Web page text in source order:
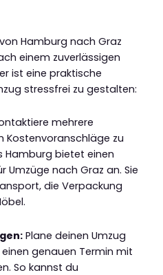
Hamburg nach Graz
einem zuverlässigen
ist eine praktische
stressfrei zu gestalten:
mehrere
Kostenvoranschläge zu
Hamburg bietet einen
Umzüge nach Graz an. Sie
die Verpackung
Plane deinen Umzug
genauen Termin mit
So kannst du